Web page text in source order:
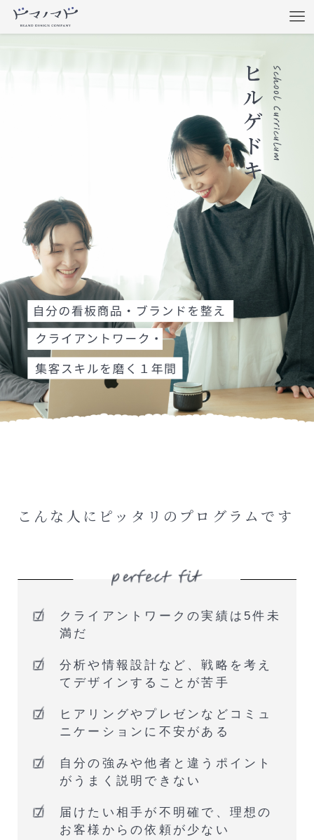
こんな人にピッタリのプログラムです
クライアントワークの実績は5件未
満だ
分析や情報設計など、戦略を考え
てデザインすることが苦手
ヒアリングやプレゼンなどコミュ
ニケーションに不安がある
自分の強みや他者と違うポイント
がうまく説明できない
届けたい相手が不明確で、理想の
お客様からの依頼が少ない